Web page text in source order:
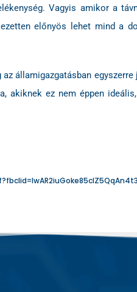
Vagyis amikor a
előnyös lehet mind a
államigazgatásban
akiknek ez nem éppen